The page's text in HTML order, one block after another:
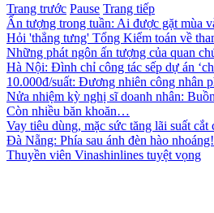
Trang trước Pause Trang tiếp
Ấn tượng trong tuần: Ai được gặt mùa
Hỏi 'thẳng tưng' Tổng Kiểm toán về
Những phát ngôn ấn tượng của quan
Hà Nội: Đình chỉ công tác sếp dự án
10.000đ/suất: Đương nhiên công nhân
Nửa nhiệm kỳ nghị sĩ doanh nhân:
Còn nhiều băn khoăn…
Vay tiêu dùng, mặc sức tăng lãi suất cắt
Đà Nẵng: Phía sau ánh đèn hào nhoáng!
Thuyền viên Vinashinlines tuyệt vọng